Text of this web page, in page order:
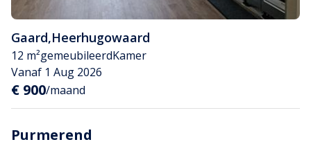
Gaard,Heerhugowaard
12 m²gemeubileerdKamer
Vanaf 1 Aug 2026
€ 900/maand
Purmerend